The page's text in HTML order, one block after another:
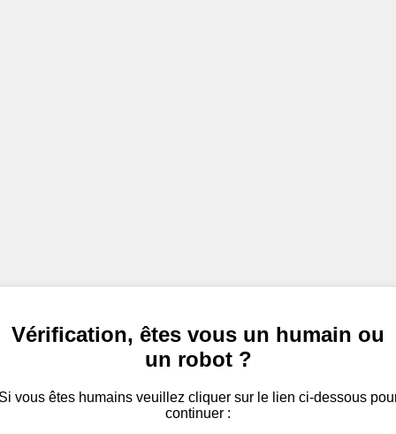
Vérification, êtes vous un humain ou
un robot ?
vous êtes humains veuillez cliquer sur le lien ci-dessous
continuer :